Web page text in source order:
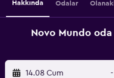
Hakkında Odalar
Novo Mundo oda
14.08 Cum -